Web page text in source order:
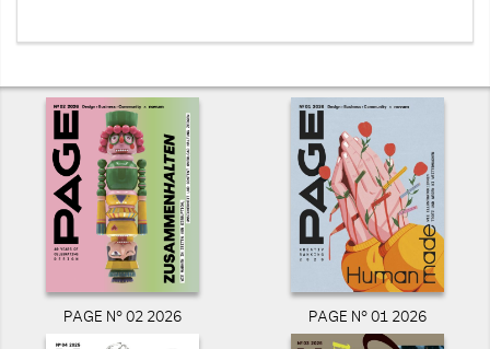
PAGE N° 02 2026 PAGE N° 01 2026